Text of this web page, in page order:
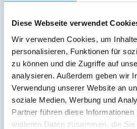
Diese Webseite verwendet
Wir verwenden Cookies, um
personalisieren, Funktionen für
zu können und die Zugriffe auf
analysieren. Außerdem geben wir
Verwendung unserer Website an
soziale Medien, Werbung und
Partner führen diese
weiteren Daten zusammen, die
Außenanlage:
Terrasse
Service:
Verpflegung:
Beschreibung